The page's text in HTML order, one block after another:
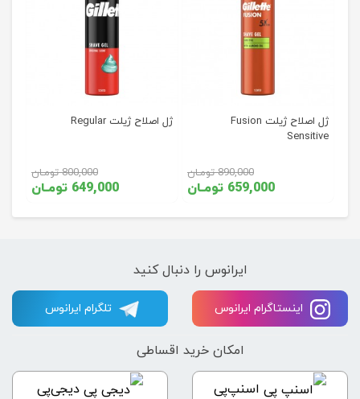
ژل اصلاح ژیلت Regular
649,000 تومـان
800,000 تومـان
ژل اصلاح ژیلت Fusion
Sensitive
659,000 تومـان
890,000 تومـان
ایرانوس را دنبال کنید
تلگرام ایرانوس اینستاگرام ایرانوس
امکان خرید اقساطی
اسنپ‌پی دیجی‌پی